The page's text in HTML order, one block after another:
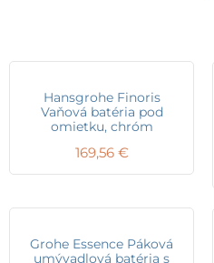
Hansgrohe Finoris
Vaňová batéria pod
omietku, chróm
169,56 €
Grohe Essence Páková
umývadlová batéria s